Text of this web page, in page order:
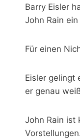
Barry Eisler
John Rain
Für einen
Eisler gelingt
er genau
John Rain ist